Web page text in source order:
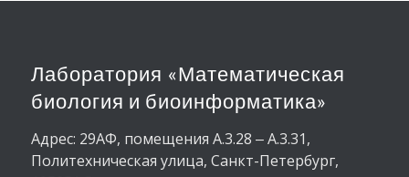
Лаборатория «Математическая
биология и биоинформатика»
Адрес: 29АФ, помещения А.3.28 ‒ А.3.31,
Политехническая улица, Санкт-Петербург,